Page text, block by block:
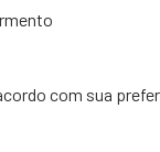
com sua